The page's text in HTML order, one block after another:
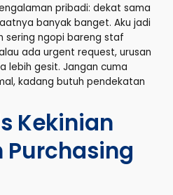
pribadi: dekat sama
banyak banget. Aku jadi
sering ngopi bareng staf
ada urgent request, urusan
lebih gesit. Jangan cuma
kadang butuh pendekatan
Kekinian
Purchasing